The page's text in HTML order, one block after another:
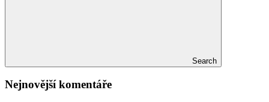
Search
Nejnovější komentáře